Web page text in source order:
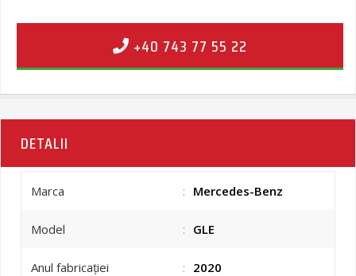
+40 743 77 55 22
DETALII
Marca : Mercedes-Benz
Model : GLE
Anul fabricației : 2020